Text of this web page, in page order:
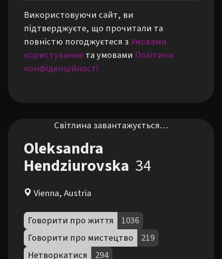
Використовуючи сайт, ви
підтверджуєте, що прочитали та
повністю погоджуєтеся зУмовами
користування та умовами Політики
конфіденційності
Світлина завантажується…
Oleksandra
Hendziurovska 34
Vienna, Austria
Говорити про життя
1036
Говорити про мистецтво
219
Нетворкатися
294